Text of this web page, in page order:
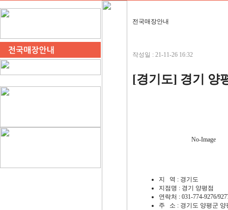
전국매장안내
작성일 : 21-11-26 16:32
[경기도] 경기 양
No-Image
지 역 : 경기도
지점명 : 경기 양평점
연락처 : 031-774-9276/
주 소 : 경기도 양평군 양